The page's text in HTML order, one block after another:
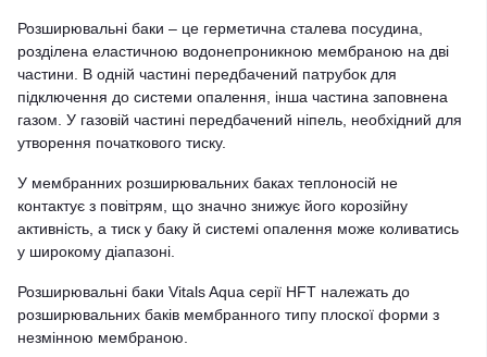
Розширювальні баки – це герметична сталева посудина,
розділена еластичною водонепроникною мембраною на дві
частини. В одній частині передбачений патрубок для
підключення до системи опалення, інша частина заповнена
газом. У газовій частині передбачений ніпель, необхідний для
утворення початкового тиску.
У мембранних розширювальних баках теплоносій не
контактує з повітрям, що значно знижує його корозійну
активність, а тиск у баку й системі опалення може коливатись
у широкому діапазоні.
Розширювальні баки Vitals Aqua серії HFT належать до
розширювальних баків мембранного типу плоскої форми з
незмінною мембраною.